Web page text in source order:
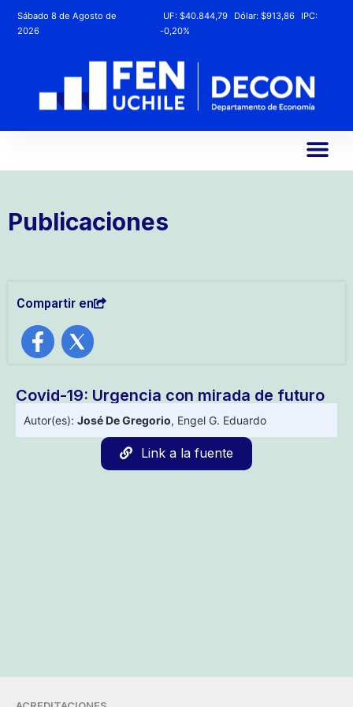
Sábado 8 de Agosto de
2026
UF:$40.844,79 Dólar:$913,86
IPC:
-0,20%
Publicaciones
Compartir en
Covid-19: Urgencia con mirada de futuro
Autor(es): José De Gregorio, Engel G. Eduardo
Link a la fuente